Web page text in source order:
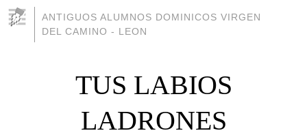
ANTIGUOS ALUMNOS DOMINICOS VIRGEN
DEL CAMINO - LEON
TUS LABIOS
LADRONES